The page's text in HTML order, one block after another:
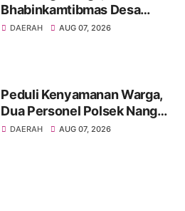
Bhabinkamtibmas Desa
Sungai Kelik Ajak
DAERAH AUG 07, 2026
Peduli Kenyamanan Warga,
Dua Personel Polsek Nanga
Tayap Turun Langsung
DAERAH AUG 07, 2026